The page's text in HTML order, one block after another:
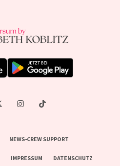
NEWS-CREW SUPPORT
IMPRESSUM DATENSCHUTZ